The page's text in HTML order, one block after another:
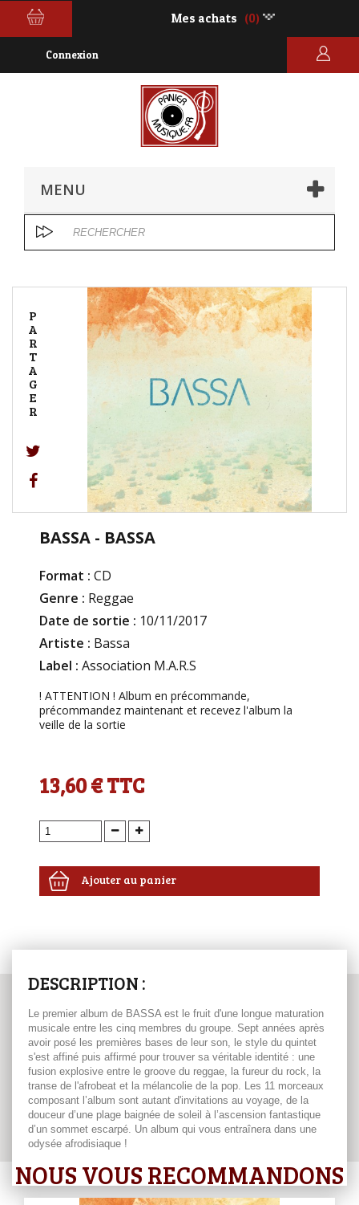
Mes achats (0)
Connexion
MENU
P
A
R
T
A
G
E
R
BASSA - BASSA
Format : CD
Genre : Reggae
Date de sortie : 10/11/2017
Artiste : Bassa
Label : Association M.A.R.S
! ATTENTION ! Album en précommande,
précommandez maintenant et recevez l'album la
veille de la sortie
13,60 €TTC
Ajouter au panier
DESCRIPTION :
Le premier album de BASSA est le fruit d'une longue maturation
musicale entre les cinq membres du groupe. Sept années après
avoir posé les premières bases de leur son, le style du quintet
s'est affiné puis affirmé pour trouver sa véritable identité : une
fusion explosive entre le groove du reggae, la fureur du rock, la
transe de l'afrobeat et la mélancolie de la pop. Les 11 morceaux
composant l’album sont autant d'invitations au voyage, de la
douceur d’une plage baignée de soleil à l’ascension fantastique
d’un sommet escarpé. Un album qui vous entraînera dans une
odysée afrodisiaque !
NOUS VOUS RECOMMANDONS